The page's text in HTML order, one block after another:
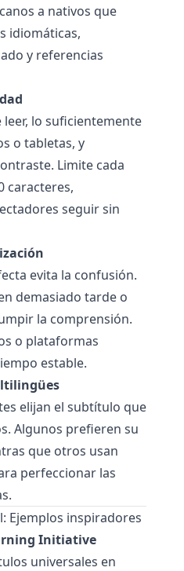
a nativos que
idiomáticas,
y referencias
leer, lo suficientemente
o tabletas, y
Limite cada
caracteres,
seguir sin
evita la confusión.
demasiado tarde o
la comprensión.
o plataformas
estable.
elijan el subtítulo que
Algunos prefieren su
que otros usan
perfeccionar las
Ejemplos inspiradores
Initiative
universales en